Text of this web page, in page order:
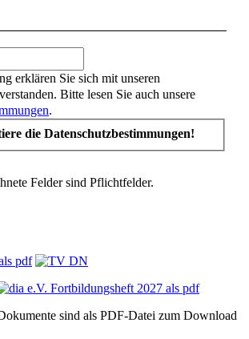
erklären Sie sich mit unseren
Bitte lesen Sie auch unsere
.
die Datenschutzbestimmungen!
Felder sind Pflichtfelder.
sind als PDF-Datei zum Download